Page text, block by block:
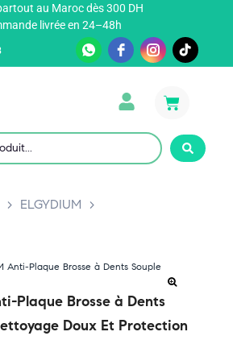
au Maroc dès 300 DH
livrée en 24–48h
> ELGYDIUM >
Plaque Brosse à Dents
Doux Et Protection